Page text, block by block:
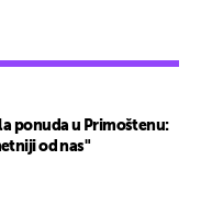
ponuda u Primoštenu:
od nas"